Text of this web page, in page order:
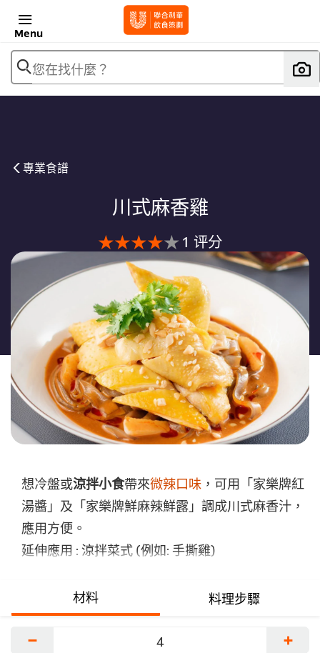
Menu
您在找什麼？
專業食譜
川式麻香雞
此
川
式
麻
香
雞
的
平
均
评
分
4.0，
共
分，
为
1。
1 评分
想冷盤或涼拌小食帶來微辣口味 ，可用「家樂牌紅
湯醬」及「家樂牌鮮麻辣鮮露」調成川式麻香汁，
應用方便。
延伸應用 : 涼拌菜式 (例如: 手撕雞)
材料 料理步驟
− +